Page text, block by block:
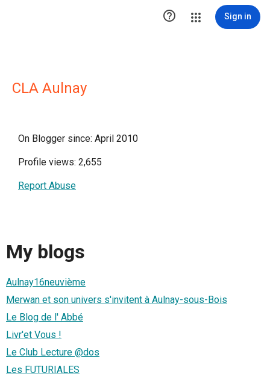
 Sign in
CLA Aulnay
On Blogger since: April 2010
Profile views: 2,655
Report Abuse
My blogs
Aulnay16neuvième
Merwan et son univers s'invitent à Aulnay-sous-Bois
Le Blog de l' Abbé
Livr'et Vous !
Le Club Lecture @dos
Les FUTURIALES